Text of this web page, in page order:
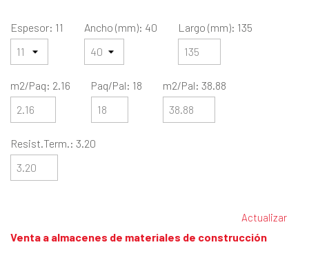
Espesor: 11 Ancho (mm): 40 Largo (mm): 135
m2/Paq: 2.16 Paq/Pal: 18 m2/Pal: 38.88
Resist.Term.: 3.20
Venta a almacenes de materiales de construcción